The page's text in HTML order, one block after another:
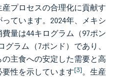
プロセスの合理化に貢献す
ています。2024年、メキシ
量は44キログラム（97ポン
グラム（7ポンド）であり、
主食への安定した需要と高
性を示しています[3]。生産